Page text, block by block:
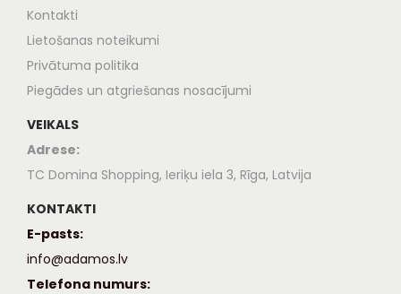
Kontakti
Lietošanas noteikumi
Privātuma politika
Piegādes un atgriešanas nosacījumi
VEIKALS
Adrese:
TC Domina Shopping, Ieriķu iela 3, Rīga, Latvija
KONTAKTI
E-pasts:
info@adamos.lv
Telefona numurs: